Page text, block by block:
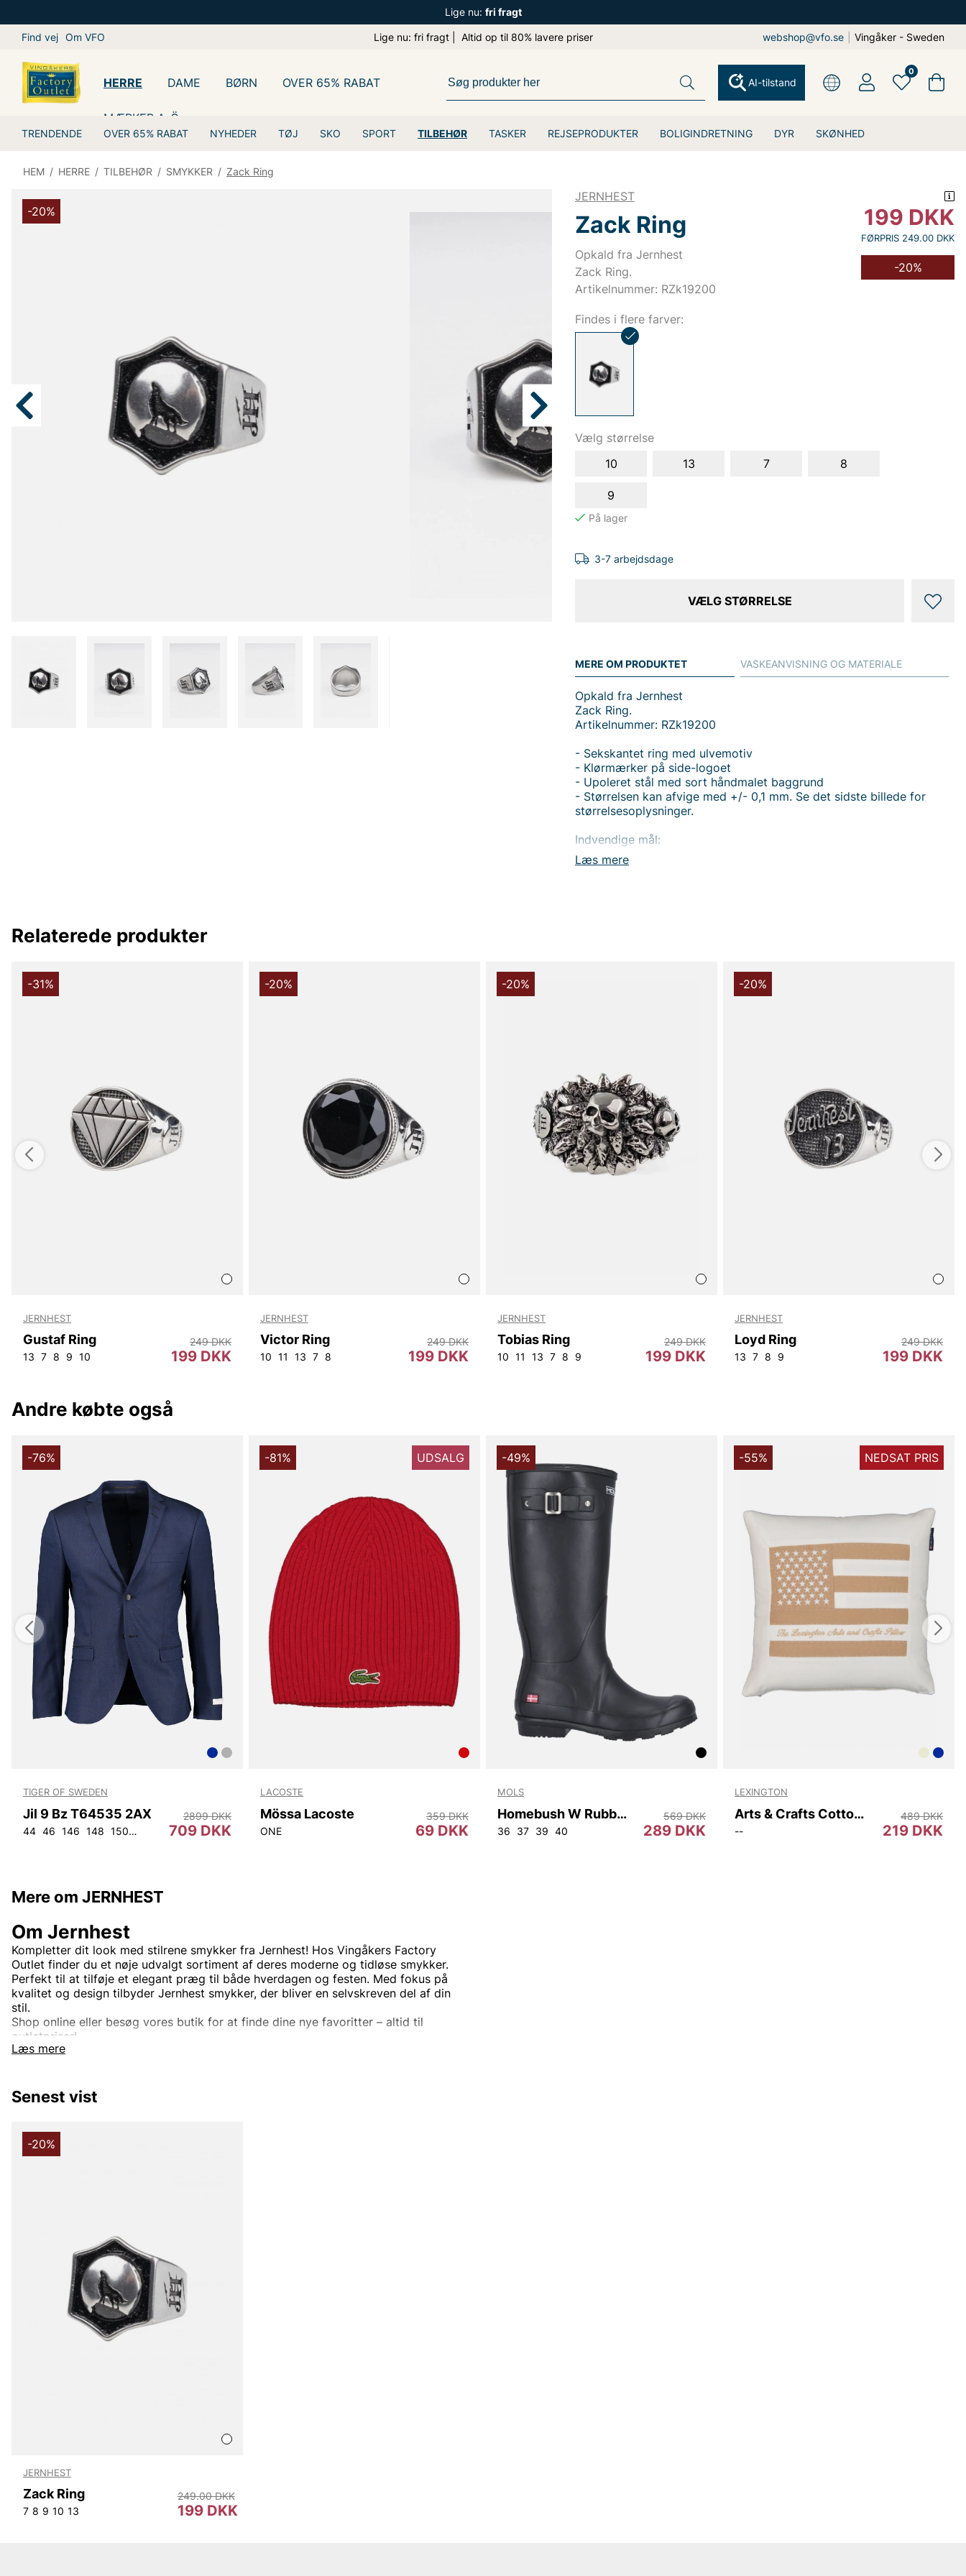
Lige nu: fri fragt
Find vej Om VFO Lige nu: fri fragt | Altid op til 80% lavere priser webshop@vfo.se Vingåker - Sweden
HERRE
TRENDENDE OVER 65% RABAT NYHEDER TØJ SKO SPORT TILBEHØR TASKER REJSEPRODUKTER BOLIGINDRETNING DYR SKØNHED
DAME BØRN OVER 65% RABAT
MÆRKER A-Ö
AI-tilstand
0
HEM / HERRE / TILBEHØR / SMYKKER / Zack Ring
-20%
JERNHEST
Zack Ring
Opkald fra Jernhest
Zack Ring.
Artikelnummer: RZk19200
199 DKK
FØRPRIS 249.00 DKK
-20%
Findes i flere farver:
Vælg størrelse
10
13 7 8
9
3-7 arbejdsdage
VÆLG STØRRELSE
MERE OM PRODUKTET
Læs mere
Opkald fra Jernhest
Zack Ring.
Artikelnummer: RZk19200
- Sekskantet ring med ulvemotiv
- Klørmærker på side-logoet
- Upoleret stål med sort håndmalet baggrund
- Størrelsen kan afvige med +/- 0,1 mm. Se det sidste billede for
størrelsesoplysninger.
Indvendige mål:
Størrelse 7 - 17,3 mm
Størrelse 8 - 18,1 mm
Tak fordi du handler i vores webshop. Besøg også vores butik i
VASKEANVISNING OG MATERIALE
Relaterede produkter
-31%
JERNHEST
Gustaf Ring
13 7 8 9 10 199 DKK
249 DKK
-20%
JERNHEST
Victor Ring
10 11 13 7 8 199 DKK
249 DKK
-20%
JERNHEST
Tobias Ring
10 11 13 7 8 9 199 DKK
249 DKK
-20%
JERNHEST
Loyd Ring
13 7 8 9 199 DKK
249 DKK
Andre købte også
-76%
TIGER OF SWEDEN
Jil 9 Bz T64535 2AX
44 46 146 148 150 152 92 96 100 104 108
709 DKK
2899 DKK
-81% UDSALG
LACOSTE
Mössa Lacoste
ONE 69 DKK
359 DKK
-49%
MOLS
Homebush W Rubber Boot
36 37 39 40 289 DKK
569 DKK
-55% NEDSAT PRIS
LEXINGTON
Arts & Crafts Cotton Twill Pillow Cover
-- 219 DKK
489 DKK
Mere om JERNHEST
Læs mere
Om Jernhest
Kompletter dit look med stilrene smykker fra Jernhest! Hos Vingåkers Factory
Outlet finder du et nøje udvalgt sortiment af deres moderne og tidløse smykker.
Perfekt til at tilføje et elegant præg til både hverdagen og festen. Med fokus på
kvalitet og design tilbyder Jernhest smykker, der bliver en selvskreven del af din
stil.
Shop online eller besøg vores butik for at finde dine nye favoritter – altid til
outletpriser!
Senest vist
-20%
JERNHEST
Zack Ring
7 8 9 10 13 199 DKK
249.00 DKK